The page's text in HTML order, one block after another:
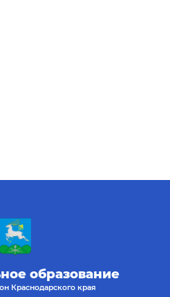
образование
Краснодарского края